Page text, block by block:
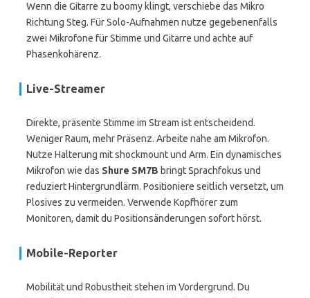
Wenn die Gitarre zu boomy klingt, verschiebe das Mikro
Richtung Steg. Für Solo-Aufnahmen nutze gegebenenfalls
zwei Mikrofone für Stimme und Gitarre und achte auf
Phasenkohärenz.
Live-Streamer
Direkte, präsente Stimme im Stream ist entscheidend.
Weniger Raum, mehr Präsenz. Arbeite nahe am Mikrofon.
Nutze Halterung mit shockmount und Arm. Ein dynamisches
Mikrofon wie das Shure SM7B bringt Sprachfokus und
reduziert Hintergrundlärm. Positioniere seitlich versetzt, um
Plosives zu vermeiden. Verwende Kopfhörer zum
Monitoren, damit du Positionsänderungen sofort hörst.
Mobile-Reporter
Mobilität und Robustheit stehen im Vordergrund. Du